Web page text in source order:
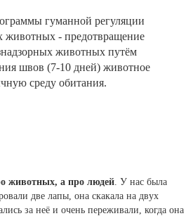
гуманной регуляции
животных - предотвращение
животных путём
швов (7-10 дней) животное
среду обитания.
животных, а про людей. У нас была
две лапы, она скакала на двух
за неё и очень переживали, когда она